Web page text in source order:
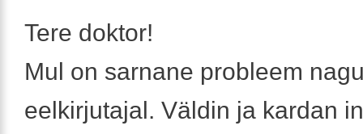
Tere doktor!
Mul on sarnane probleem
eelkirjutajal. Väldin ja kardan